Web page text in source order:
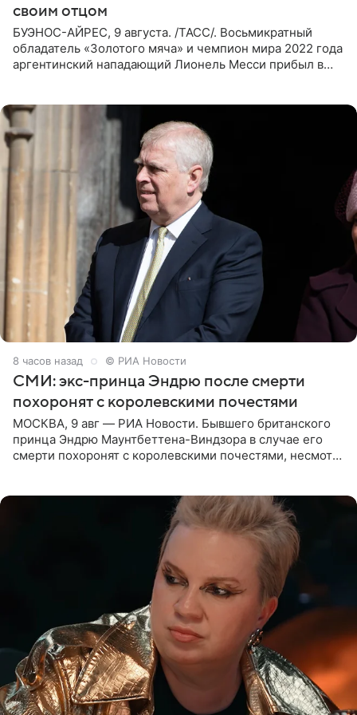
своим отцом
БУЭНОС-АЙРЕС, 9 августа. /ТАСС/. Восьмикратный
обладатель «Золотого мяча» и чемпион мира 2022 года
аргентинский нападающий Лионель Месси прибыл в
8 часов назад © РИА Новости
СМИ: экс-принца Эндрю после смерти
похоронят с королевскими почестями
МОСКВА, 9 авг — РИА Новости. Бывшего британского
принца Эндрю Маунтбеттена-Виндзора в случае его
смерти похоронят с королевскими почестями, несмотря